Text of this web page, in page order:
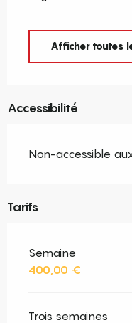
Afficher toutes
Accessibilité
Non-accessible
Tarifs
Semaine
400,00 €
Trois semaines